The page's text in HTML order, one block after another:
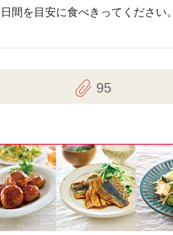
日間を目安に食べきってください。
95